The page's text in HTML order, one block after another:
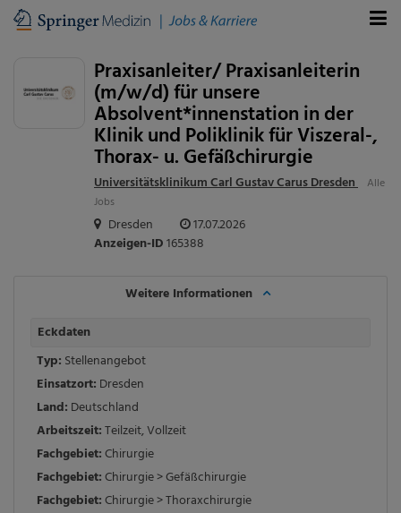
Praxisanleiter/ Praxisanleiterin
(m/w/d) für unsere
Absolvent*innenstation in der
Klinik und Poliklinik für Viszeral-,
Thorax- u. Gefäßchirurgie
Universitätsklinikum Carl Gustav Carus Dresden Alle
Jobs
Dresden
17.07.2026
Anzeigen-ID165388
Weitere Informationen
Eckdaten
Typ: Stellenangebot
Einsatzort: Dresden
Land: Deutschland
Arbeitszeit:Teilzeit,Vollzeit
Fachgebiet:Chirurgie
Fachgebiet:Chirurgie > Gefäßchirurgie
Fachgebiet:Chirurgie > Thoraxchirurgie